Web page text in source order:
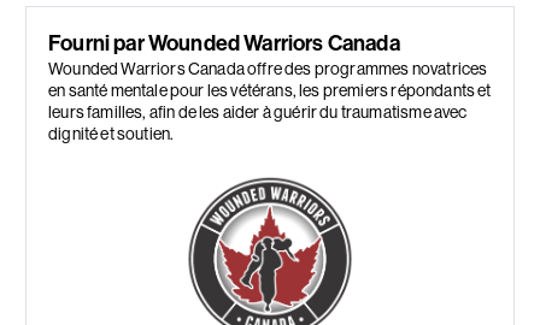
Fourni par Wounded Warriors Canada
Wounded Warriors Canada offre des programmes novatrices
en santé mentale pour les vétérans, les premiers répondants et
leurs familles, afin de les aider à guérir du traumatisme avec
dignité et soutien.